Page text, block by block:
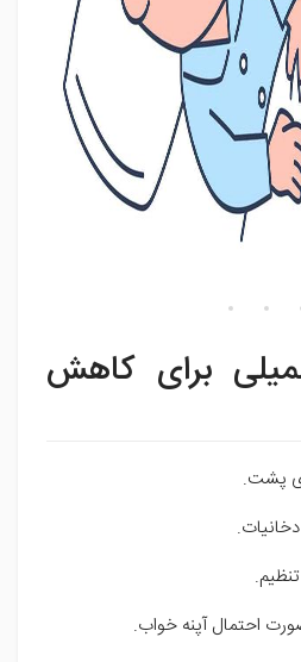
برای کاهش
پشت.
احتمال آپنه خواب.